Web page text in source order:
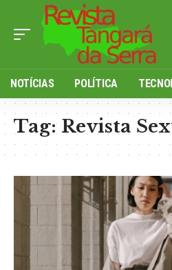
NOTÍCIAS POLÍTICA
Tag: Revista